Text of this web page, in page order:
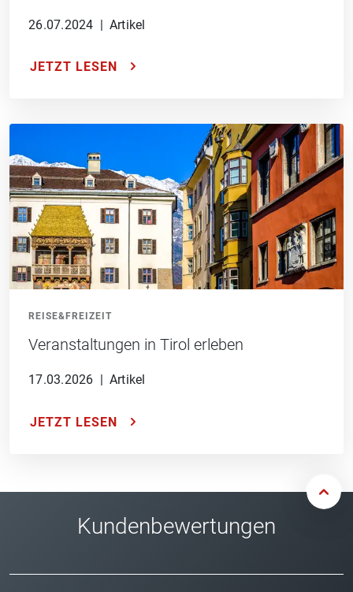
26.07.2024 Artikel
JETZT LESEN
REISE&FREIZEIT
Veranstaltungen in Tirol erleben
17.03.2026 Artikel
JETZT LESEN
Kundenbewertungen